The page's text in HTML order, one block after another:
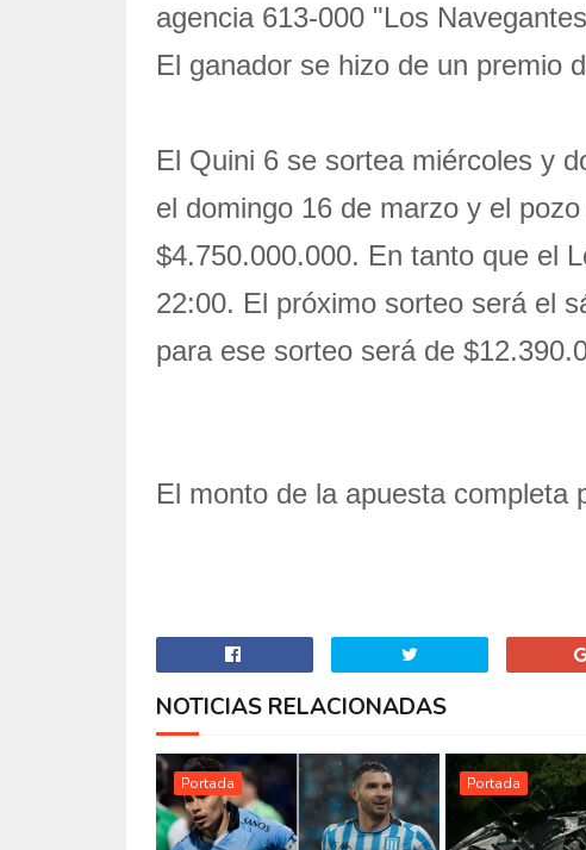
agencia 613-000 "Los
El ganador se hizo de un premio
El Quini 6 se sortea miércoles y
el domingo 16 de marzo y el
$4.750.000.000. En tanto que el
22:00. El próximo sorteo será el
para ese sorteo será de
El monto de la apuesta completa
NOTICIAS RELACIONADAS
Portada Portada